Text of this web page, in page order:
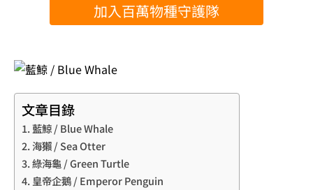
加入百萬物種守護隊
文章目錄
藍鯨 / Blue Whale
海獺 / Sea Otter
綠海龜 / Green Turtle
皇帝企鵝 / Emperor Penguin